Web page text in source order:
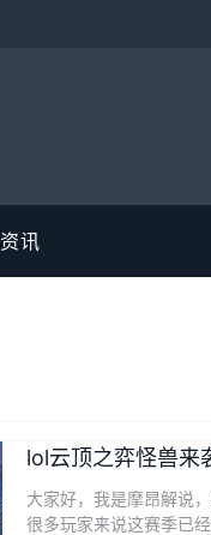
资讯
lol云顶之弈怪兽来
大家好，我是摩昂解说
很多玩家来说这赛季已